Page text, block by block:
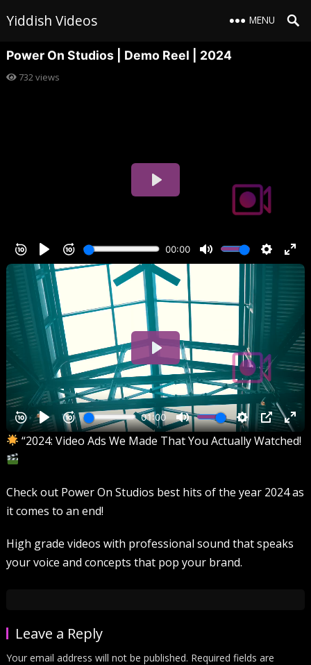
Yiddish Videos MENU
Power On Studios | Demo Reel | 2024
732views
“2024: Video Ads We Made That You Actually Watched!
Check out Power On Studios best hits of the year 2024 as
it comes to an end!
High grade videos with professional sound that speaks
your voice and concepts that pop your brand.
Leave a Reply
Your email address will not be published. Required fields are